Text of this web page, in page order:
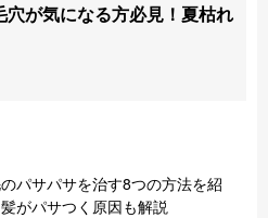
穴が気になる方必見！夏枯れ
パサパサを治す8つの方法を紹
がパサつく原因も解説